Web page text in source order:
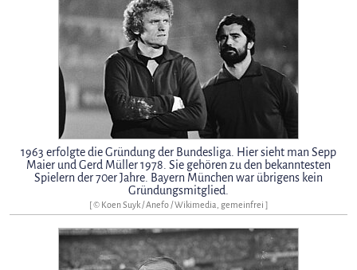
1963 erfolgte die Gründung der Bundesliga. Hier sieht man Sepp
Maier und Gerd Müller 1978. Sie gehören zu den bekanntesten
Spielern der 70er Jahre. Bayern München war übrigens kein
Gründungsmitglied.
[ © Koen Suyk / Anefo / Wikimedia, gemeinfrei ]